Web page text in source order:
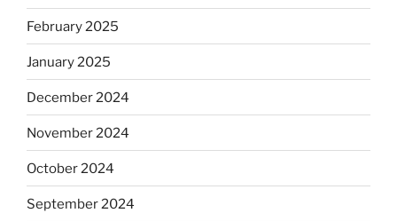
February 2025
January 2025
December 2024
November 2024
October 2024
September 2024